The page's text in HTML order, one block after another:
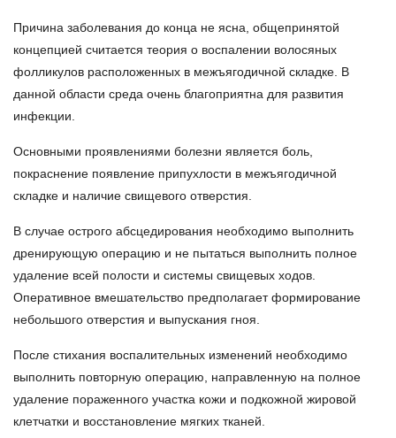
Причина заболевания до конца не ясна, общепринятой
концепцией считается теория о воспалении волосяных
фолликулов расположенных в межъягодичной складке. В
данной области среда очень благоприятна для развития
инфекции.
Основными проявлениями болезни является боль,
покраснение появление припухлости в межъягодичной
складке и наличие свищевого отверстия.
В случае острого абсцедирования необходимо выполнить
дренирующую операцию и не пытаться выполнить полное
удаление всей полости и системы свищевых ходов.
Оперативное вмешательство предполагает формирование
небольшого отверстия и выпускания гноя.
После стихания воспалительных изменений необходимо
выполнить повторную операцию, направленную на полное
удаление пораженного участка кожи и подкожной жировой
клетчатки и восстановление мягких тканей.